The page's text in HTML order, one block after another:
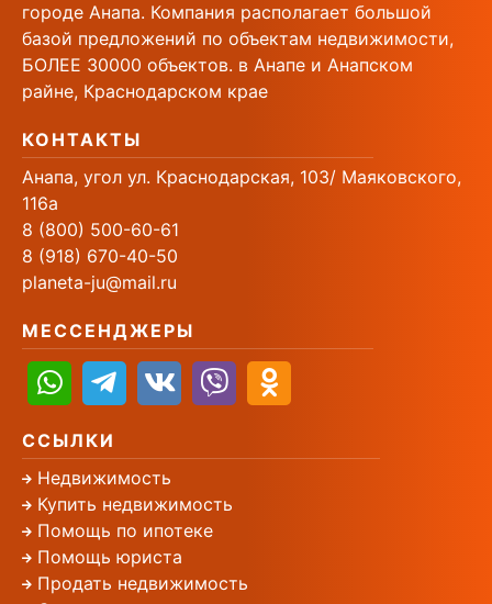
городе Анапа. Компания располагает большой
базой предложений по объектам недвижимости,
БОЛЕЕ 30000 объектов. в Анапе и Анапском
райне, Краснодарском крае
КОНТАКТЫ
Анапа, угол ул. Краснодарская, 103/ Маяковского,
116а
8 (800) 500-60-61
8 (918) 670-40-50
planeta-ju@mail.ru
МЕССЕНДЖЕРЫ
ССЫЛКИ
Недвижимость
Купить недвижимость
Помощь по ипотеке
Помощь юриста
Продать недвижимость